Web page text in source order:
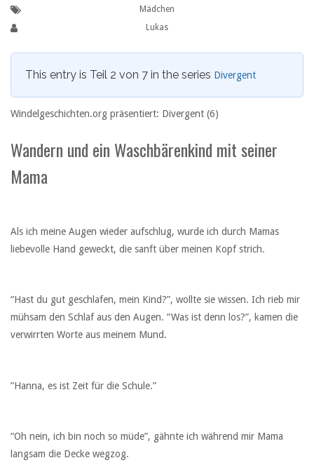
Mädchen
Lukas
This entry is Teil 2 von 7 in the series Divergent
Windelgeschichten.org präsentiert: Divergent (6)
Wandern und ein Waschbärenkind mit seiner
Mama
Als ich meine Augen wieder aufschlug, wurde ich durch Mamas
liebevolle Hand geweckt, die sanft über meinen Kopf strich.
“Hast du gut geschlafen, mein Kind?”, wollte sie wissen. Ich rieb mir
mühsam den Schlaf aus den Augen. “Was ist denn los?”, kamen die
verwirrten Worte aus meinem Mund.
”Hanna, es ist Zeit für die Schule.”
“Oh nein, ich bin noch so müde”, gähnte ich während mir Mama
langsam die Decke wegzog.